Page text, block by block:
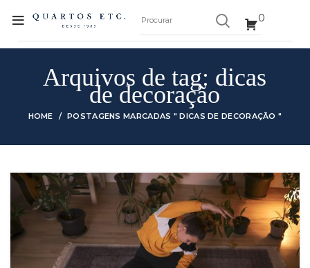
0
Arquivos de tag: dicas
de decoração
HOME POSTAGENS MARCADAS " DICAS DE DECORAÇÃO "